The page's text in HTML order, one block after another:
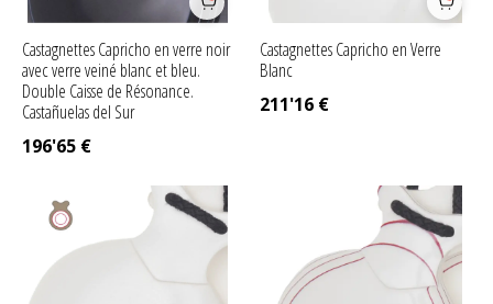
Castagnettes Capricho en verre noir
avec verre veiné blanc et bleu.
Double Caisse de Résonance.
Castañuelas del Sur
196'65 €
Castagnettes Capricho en Verre
Blanc
211'16 €